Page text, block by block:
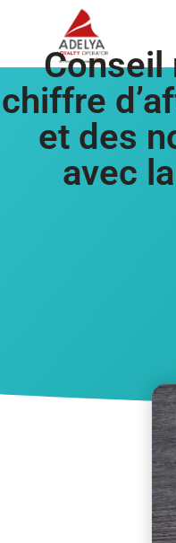
Conseil
chiffre
et des
avec